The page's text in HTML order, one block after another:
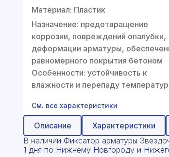
Профнастил
Поликарбонат
Теплоизоляция для труб
Композитная арматура
Сайдинг
Услуги
Материал: Пластик
Назначение: предотвращение
коррозии, повреждений опалубки,
деформации арматуры,
равномерного покрытия бетоном
Особенности: устойчивость к
влажности и перепаду температур
См. все характеристики
Описание Характеристики
В наличии Фиксатор арматуры
1 дня по Нижнему Новгороду и